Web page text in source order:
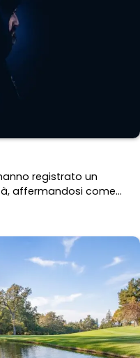
registrato un
affermandosi come…